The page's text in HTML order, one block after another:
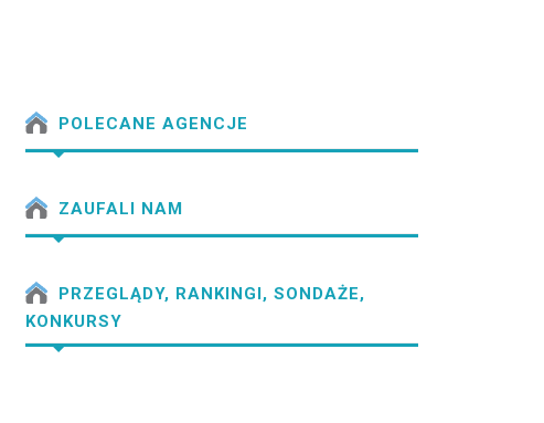
POLECANE AGENCJE
ZAUFALI NAM
PRZEGLĄDY, RANKINGI, SONDAŻE,
KONKURSY